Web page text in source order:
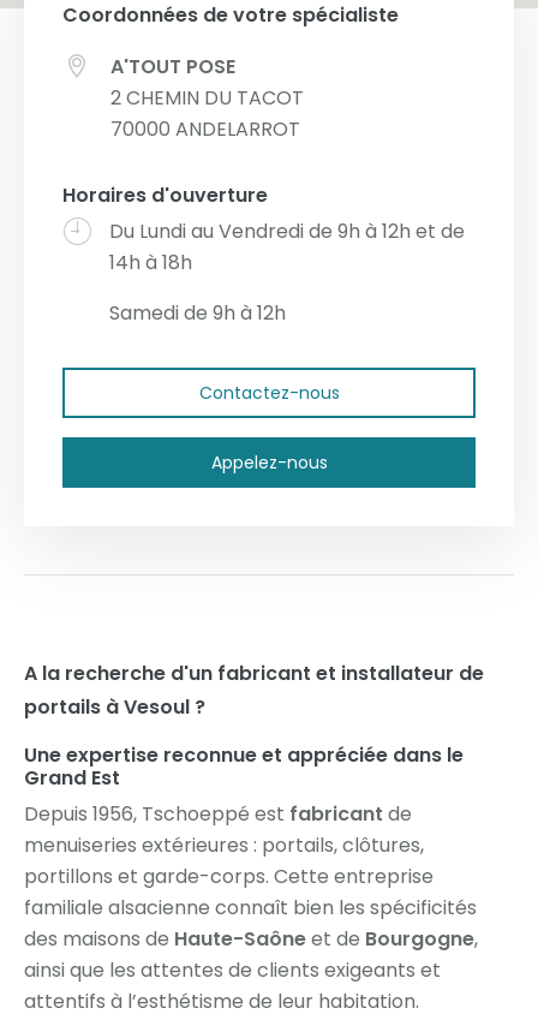
Coordonnées de votre spécialiste
A'TOUT POSE
2 CHEMIN DU TACOT
70000 ANDELARROT
Horaires d'ouverture
Du Lundi au Vendredi de 9h à 12h et de
14h à 18h
Samedi de 9h à 12h
Contactez-nous
Appelez-nous
A la recherche d'un fabricant et installateur de
portails à Vesoul ?
Une expertise reconnue et appréciée dans le
Grand Est
Depuis 1956, Tschoeppé est fabricant de
menuiseries extérieures : portails, clôtures,
portillons et garde-corps. Cette entreprise
familiale alsacienne connaît bien les spécificités
des maisons de Haute-Saôneet de Bourgogne,
ainsi que les attentes de clients exigeants et
attentifs à l’esthétisme de leur habitation.